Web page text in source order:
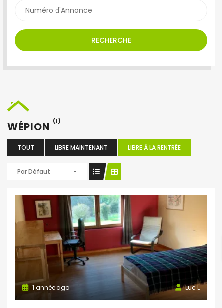
RECHERCHE
WÉPION (1)
TOUT LIBRE MAINTENANT LIBRE À LA RENTRÉE
Par Défaut
Luc L
1 année ago